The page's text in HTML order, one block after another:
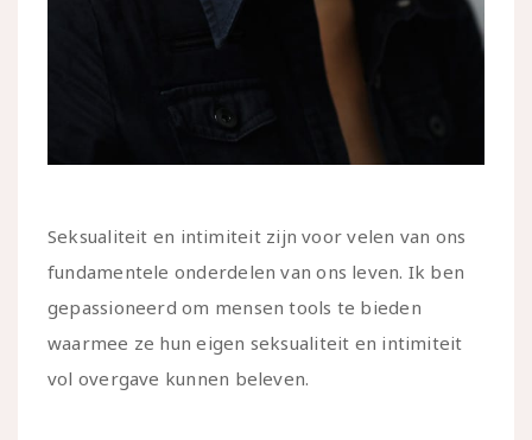
Seksualiteit en intimiteit zijn voor velen van ons
fundamentele onderdelen van ons leven. Ik ben
gepassioneerd om mensen tools te bieden
waarmee ze hun eigen seksualiteit en intimiteit
vol overgave kunnen beleven.